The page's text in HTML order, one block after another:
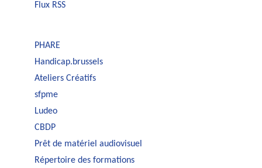
Flux RSS
PHARE
Handicap.brussels
Ateliers Créatifs
sfpme
Ludeo
CBDP
Prêt de matériel audiovisuel
Répertoire des formations